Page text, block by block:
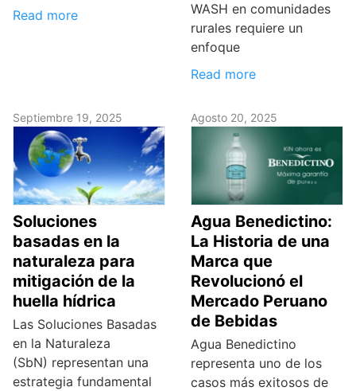
Read more
WASH en comunidades
rurales requiere un
enfoque
Read more
Septiembre 19, 2025
Soluciones
basadas en la
naturaleza para
mitigación de la
huella hídrica
Las Soluciones Basadas
en la Naturaleza
(SbN) representan una
estrategia fundamental
Agosto 20, 2025
Agua Benedictino:
La Historia de una
Marca que
Revolucionó el
Mercado Peruano
de Bebidas
Agua Benedictino
representa uno de los
casos más exitosos de